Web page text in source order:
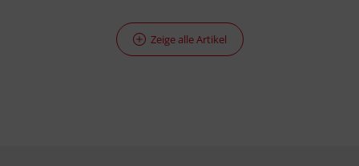
Zeige alle Artikel